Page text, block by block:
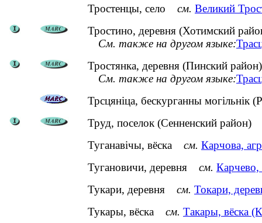
Тростенцы, село см. Великий
Тростино, деревня (Хотимский
См. также на другом языке:
Тростянка, деревня (Пинский район)
См. также на другом языке:
Трсцяніца, бескурганны могільнік
Труд, поселок (Сенненский район)
Туганавічы, вёска см. Карчова,
Тугановичи, деревня см. Карчево,
Тукари, деревня см. Токари,
Тукары, вёска см. Такары, вёска